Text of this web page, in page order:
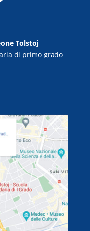
Tolstoj
di primo grado